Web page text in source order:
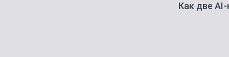
Как две